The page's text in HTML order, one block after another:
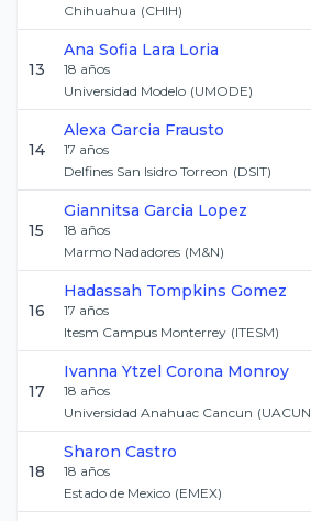
Chihuahua (CHIH)
13
Ana Sofia Lara Loria
18 años
Universidad Modelo (UMODE)
14
Alexa Garcia Frausto
17 años
Delfines San Isidro Torreon (DSIT)
15
Giannitsa Garcia Lopez
18 años
Marmo Nadadores (M&N)
16
Hadassah Tompkins Gomez
17 años
Itesm Campus Monterrey (ITESM)
17
Ivanna Ytzel Corona Monroy
18 años
Universidad Anahuac Cancun (UACUN
18
Sharon Castro
18 años
Estado de Mexico (EMEX)